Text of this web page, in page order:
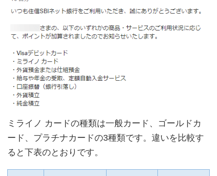
ミライノ カードの種類は一般カード、ゴールドカ
ード、プラチナカードの3種類です。違いを比較す
ると下表のとおりです。